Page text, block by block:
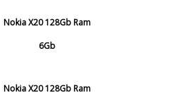
Nokia X20 128Gb Ram
6Gb
Nokia X20 128Gb Ram